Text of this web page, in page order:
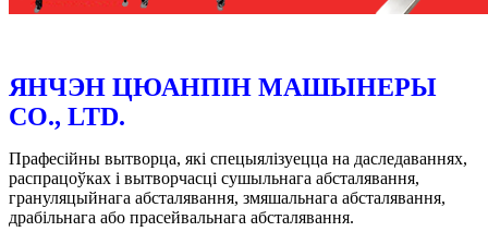
ЯНЧЭН ЦЮАНПІН МАШЫНЕРЫ
CO., LTD.
Прафесійны вытворца, які спецыялізуецца на даследаваннях,
распрацоўках і вытворчасці сушыльнага абсталявання,
грануляцыйнага абсталявання, змяшальнага абсталявання,
драбільнага або прасейвальнага абсталявання.